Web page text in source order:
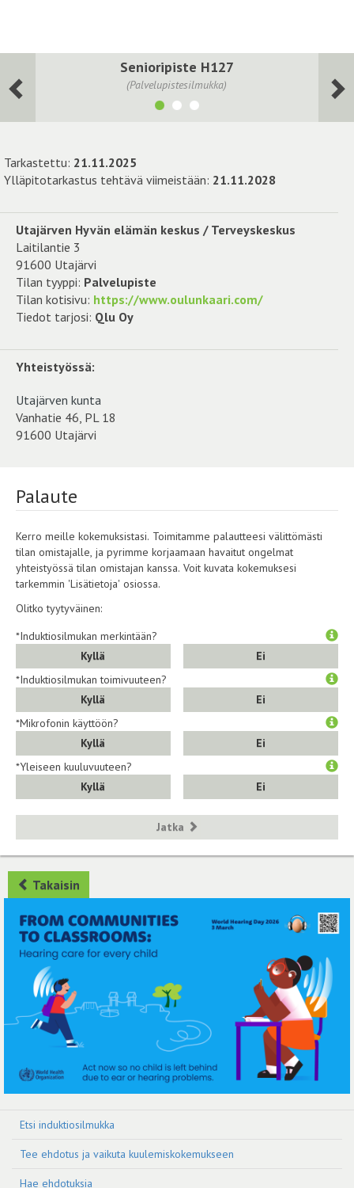
Senioripiste H127
(Palvelupistesilmukka)
Tarkastettu: 21.11.2025
Ylläpitotarkastus tehtävä viimeistään: 21.11.2028
Utajärven Hyvän elämän keskus / Terveyskeskus
Laitilantie 3
91600 Utajärvi
Tilan tyyppi: Palvelupiste
Tilan kotisivu: https://www.oulunkaari.com/
Tiedot tarjosi: Qlu Oy
Yhteistyössä:
Utajärven kunta
Vanhatie 46, PL 18
91600 Utajärvi
Palaute
Kerro meille kokemuksistasi. Toimitamme palautteesi välittömästi
tilan omistajalle, ja pyrimme korjaamaan havaitut ongelmat
yhteistyössä tilan omistajan kanssa. Voit kuvata kokemuksesi
tarkemmin 'Lisätietoja' osiossa.
Olitko tyytyväinen:
*Induktiosilmukan merkintään?
Kyllä
Ei
*Induktiosilmukan toimivuuteen?
Kyllä
Ei
*Mikrofonin käyttöön?
Kyllä
Ei
*Yleiseen kuuluvuuteen?
Kyllä
Ei
Jatka
Takaisin
Etsi induktiosilmukka
Tee ehdotus ja vaikuta kuulemiskokemukseen
Hae ehdotuksia